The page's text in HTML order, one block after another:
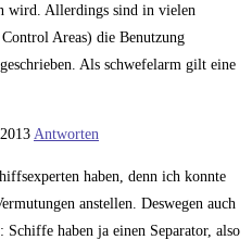
wird. Allerdings sind in vielen
Areas) die Benutzung
Als schwefelarm gilt eine
Antworten
haben, denn ich konnte
anstellen. Deswegen auch
haben ja einen Separator, also